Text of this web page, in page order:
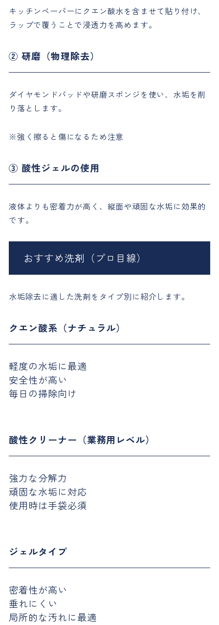
キッチンペーパーにクエン酸水を含ませて貼り付け、
ラップで覆うことで浸透力を高めます。
② 研磨（物理除去）
ダイヤモンドパッドや研磨スポンジを使い、水垢を削
り落とします。
※強く擦ると傷になるため注意
③ 酸性ジェルの使用
液体よりも密着力が高く、縦面や頑固な水垢に効果的
です。
おすすめ洗剤（プロ目線）
水垢除去に適した洗剤をタイプ別に紹介します。
クエン酸系（ナチュラル）
軽度の水垢に最適
安全性が高い
毎日の掃除向け
酸性クリーナー（業務用レベル）
強力な分解力
頑固な水垢に対応
使用時は手袋必須
ジェルタイプ
密着性が高い
垂れにくい
局所的な汚れに最適